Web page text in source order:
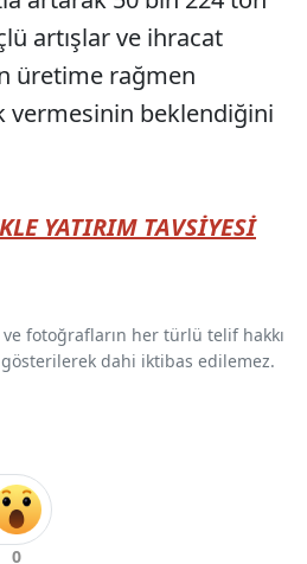
artışlar ve ihracat
üretime rağmen
vermesinin beklendiğini
YATIRIM TAVSİYESİ
fotoğrafların her türlü telif hakkı
gösterilerek dahi iktibas edilemez.